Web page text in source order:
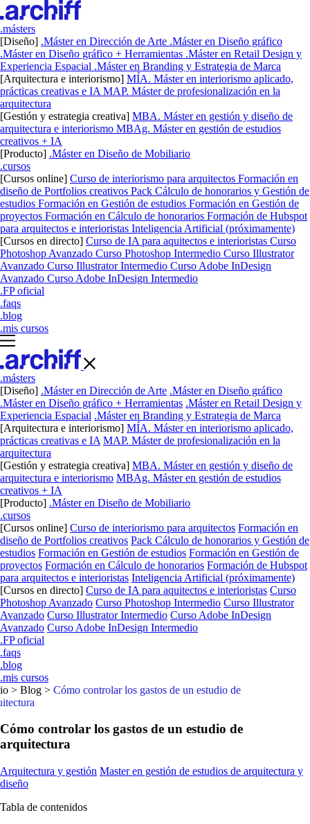
.másters
[Diseño] .Máster en Dirección de Arte .Máster en Diseño gráfico
.Máster en Diseño gráfico + Herramientas .Máster en Retail Design y
Experiencia Espacial .Máster en Branding y Estrategia de Marca
[Arquitectura e interiorismo] MÍA. Máster en interiorismo aplicado,
prácticas creativas e IA MAP. Máster de profesionalización en la
arquitectura
[Gestión y estrategia creativa] MBA. Máster en gestión y diseño de
arquitectura e interiorismo MBAg. Máster en gestión de estudios
creativos + IA
[Producto] .Máster en Diseño de Mobiliario
.cursos
[Cursos online] Curso de interiorismo para arquitectos Formación en
diseño de Portfolios creativos Pack Cálculo de honorarios y Gestión de
estudios Formación en Gestión de estudios Formación en Gestión de
proyectos Formación en Cálculo de honorarios Formación de Hubspot
para arquitectos e interioristas Inteligencia Artificial (próximamente)
[Cursos en directo] Curso de IA para aquitectos e interioristas Curso
Photoshop Avanzado Curso Photoshop Intermedio Curso Illustrator
Avanzado Curso Illustrator Intermedio Curso Adobe InDesign
Avanzado Curso Adobe InDesign Intermedio
.FP oficial
.faqs
.blog
.mis cursos
.másters
[Diseño] .Máster en Dirección de Arte .Máster en Diseño gráfico
.Máster en Diseño gráfico + Herramientas .Máster en Retail Design y
Experiencia Espacial .Máster en Branding y Estrategia de Marca
[Arquitectura e interiorismo] MÍA. Máster en interiorismo aplicado,
prácticas creativas e IA MAP. Máster de profesionalización en la
arquitectura
[Gestión y estrategia creativa] MBA. Máster en gestión y diseño de
arquitectura e interiorismo MBAg. Máster en gestión de estudios
creativos + IA
[Producto] .Máster en Diseño de Mobiliario
.cursos
[Cursos online] Curso de interiorismo para arquitectos Formación en
diseño de Portfolios creativos Pack Cálculo de honorarios y Gestión de
estudios Formación en Gestión de estudios Formación en Gestión de
proyectos Formación en Cálculo de honorarios Formación de Hubspot
para arquitectos e interioristas Inteligencia Artificial (próximamente)
[Cursos en directo] Curso de IA para aquitectos e interioristas Curso
Photoshop Avanzado Curso Photoshop Intermedio Curso Illustrator
Avanzado Curso Illustrator Intermedio Curso Adobe InDesign
Avanzado Curso Adobe InDesign Intermedio
.FP oficial
.faqs
.blog
.mis cursos
> Blog > Cómo controlar los gastos de un estudio de
Cómo controlar los gastos de un estudio de
arquitectura
Arquitectura y gestión Master en gestión de estudios de arquitectura y
diseño
Tabla de contenidos